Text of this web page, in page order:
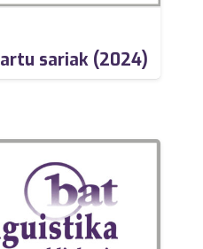
sariak (2024)